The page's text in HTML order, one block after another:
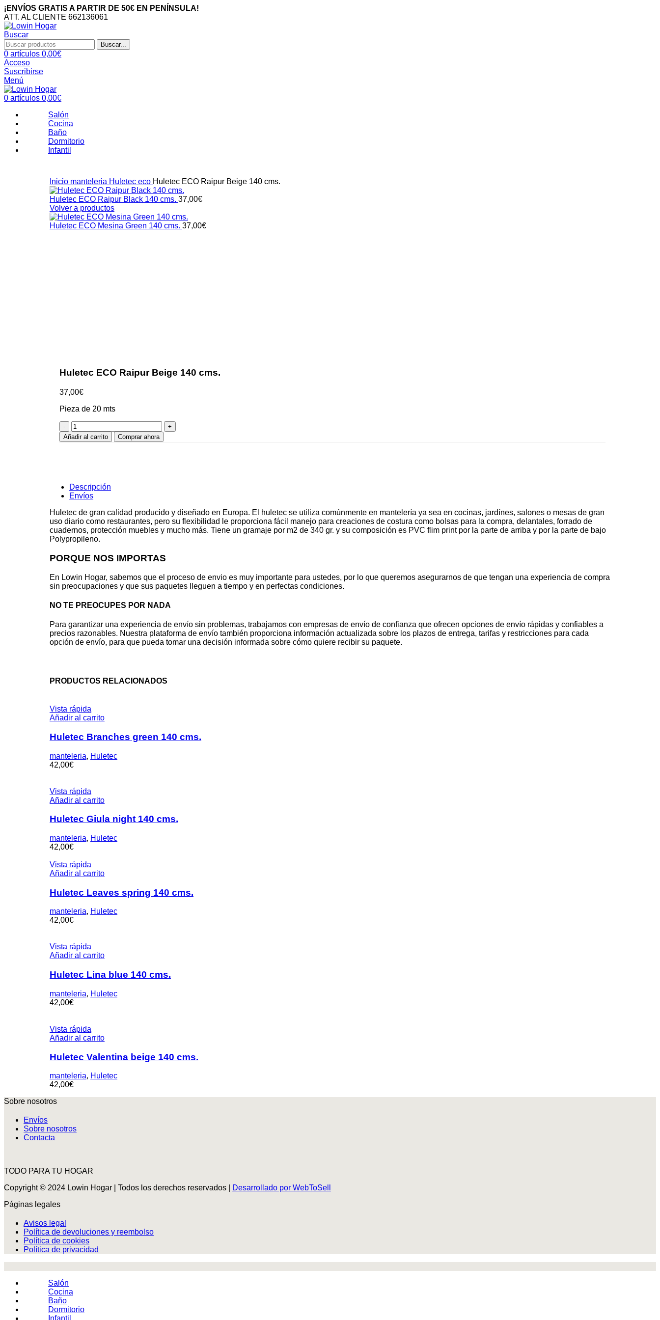
¡ENVÍOS GRATIS A PARTIR DE 50€ EN PENÍNSULA!
ATT. AL CLIENTE 662136061
Buscar
Buscar...
0 artículos 0,00€
Acceso
Suscribirse
Menú
0 artículos 0,00€
Salón
Cocina
Baño
Dormitorio
Infantil
Inicio manteleria Huletec eco Huletec ECO Raipur Beige 140 cms.
Huletec ECO Raipur Black 140 cms. 37,00€
Volver a productos
Huletec ECO Mesina Green 140 cms. 37,00€
Huletec ECO Raipur Beige 140 cms.
37,00€
Pieza de 20 mts
Huletec
ECO
Raipur
Añadir al carrito Comprar ahora
Descripción
Envíos
Huletec de gran calidad producido y diseñado en Europa. El huletec se utiliza comúnmente en mantelería ya sea en cocinas, jardínes, salones o mesas de gran
uso diario como restaurantes, pero su flexibilidad le proporciona fácil manejo para creaciones de costura como bolsas para la compra, delantales, forrado de
cuadernos, protección muebles y mucho más. Tiene un gramaje por m2 de 340 gr. y su composición es PVC flim print por la parte de arriba y por la parte de bajo
Polypropileno.
PORQUE NOS IMPORTAS
En Lowin Hogar, sabemos que el proceso de envio es muy importante para ustedes, por lo que queremos asegurarnos de que tengan una experiencia de compra
sin preocupaciones y que sus paquetes lleguen a tiempo y en perfectas condiciones.
NO TE PREOCUPES POR NADA
Para garantizar una experiencia de envío sin problemas, trabajamos con empresas de envío de confianza que ofrecen opciones de envío rápidas y confiables a
precios razonables. Nuestra plataforma de envío también proporciona información actualizada sobre los plazos de entrega, tarifas y restricciones para cada
opción de envío, para que pueda tomar una decisión informada sobre cómo quiere recibir su paquete.
PRODUCTOS RELACIONADOS
Vista rápida
Añadir al carrito
Huletec Branches green 140 cms.
manteleria, Huletec
42,00€
Vista rápida
Añadir al carrito
Huletec Giula night 140 cms.
manteleria, Huletec
42,00€
Vista rápida
Añadir al carrito
Huletec Leaves spring 140 cms.
manteleria, Huletec
42,00€
Vista rápida
Añadir al carrito
Huletec Lina blue 140 cms.
manteleria, Huletec
42,00€
Vista rápida
Añadir al carrito
Huletec Valentina beige 140 cms.
manteleria, Huletec
42,00€
Sobre nosotros
Envíos
Sobre nosotros
Contacta
TODO PARA TU HOGAR
Copyright © 2024 Lowin Hogar | Todos los derechos reservados |
Desarrollado por WebToSell
Páginas legales
Avisos legal
Política de devoluciones y reembolso
Política de cookies
Política de privacidad
Salón
Cocina
Baño
Dormitorio